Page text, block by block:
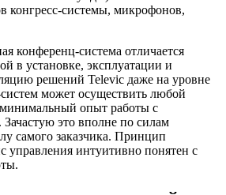
конгресс-системы, микрофонов,
конференц-система отличается
в установке, эксплуатации и
решений Televic даже на уровне
может осуществить любой
опыт работы с
это вполне по силам
самого заказчика. Принцип
управления интуитивно понятен с